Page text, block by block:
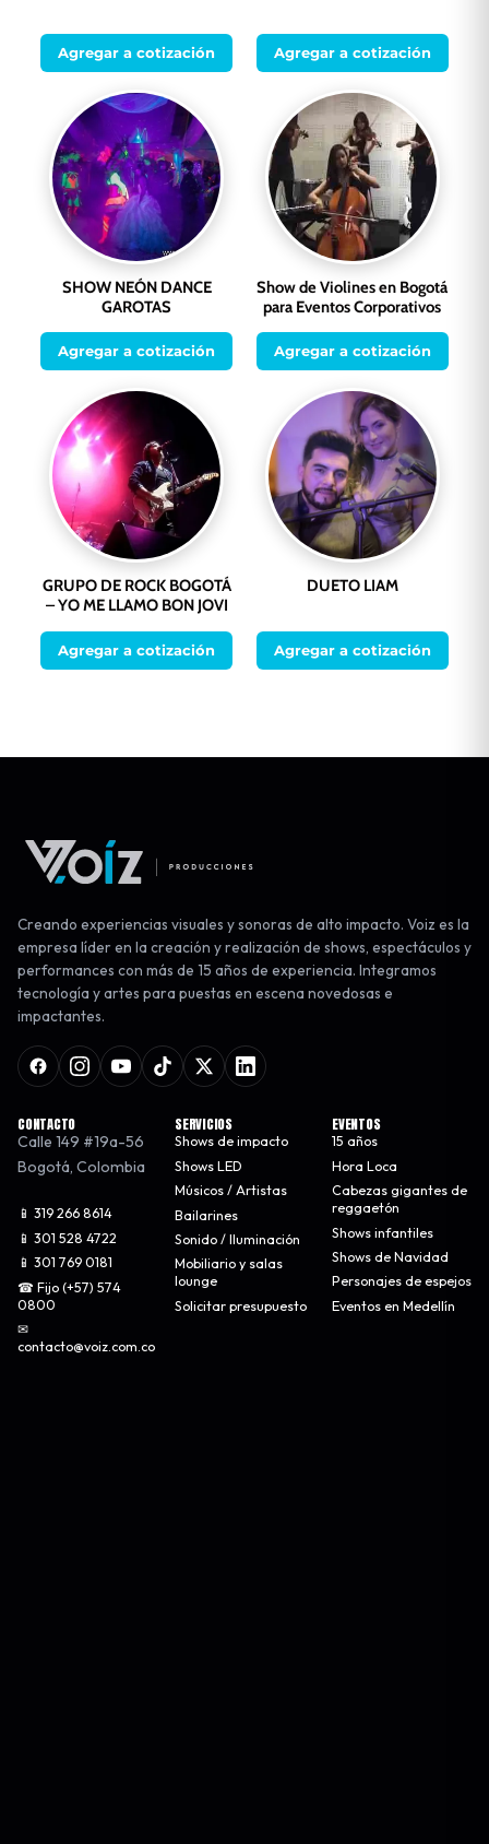
Agregar a cotización Agregar a cotización
SHOW NEÓN DANCE
GAROTAS
Agregar a cotización
Show de Violines en Bogotá
para Eventos Corporativos
Agregar a cotización
GRUPO DE ROCK BOGOTÁ
– YO ME LLAMO BON JOVI
Agregar a cotización
DUETO LIAM
Agregar a cotización
Creando experiencias visuales y sonoras de alto impacto. Voiz es la
empresa líder en la creación y realización de shows, espectáculos y
performances con más de 15 años de experiencia. Integramos
tecnología y artes para puestas en escena novedosas e
impactantes.
CONTACTO
Calle 149 #19a-56
Bogotá, Colombia
📱 319 266 8614
📱 301 528 4722
📱 301 769 0181
☎ Fijo (+57) 574
0800
✉
contacto@voiz.com.co
SERVICIOS
Shows de impacto
Shows LED
Músicos / Artistas
Bailarines
Sonido / Iluminación
Mobiliario y salas
lounge
Solicitar presupuesto
EVENTOS
15 años
Hora Loca
Cabezas gigantes de
reggaetón
Shows infantiles
Shows de Navidad
Personajes de espejos
Eventos en Medellín